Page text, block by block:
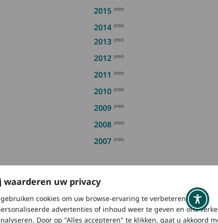
waarderen uw privacy
cookies om uw browse-ervaring te verbeteren,
advertenties of inhoud weer te geven en ons
Door op "Alles accepteren" te klikken, gaat u akkoord
2015
2014
2013
2012
2011
2010
2009
2008
2007
Weet je niet zeker welke handleiding
je nodig hebt?